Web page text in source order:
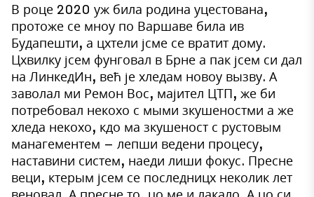
В роце 2020 уж била родина уцестована,
протоже се мноу по Варшаве била ив
Будапешти, а цхтели јсме се вратит дому.
Цхвилку јсем фунговал в Брне а пак јсем си дал
на ЛинкедИн, већ је хледам новоу вызву. А
заволал ми Ремон Вос, мајител ЦТП, же би
потребовал некохо с мыми зкушеностми а же
хледа некохо, кдо ма зкушеност с рустовым
манагементем – лепши ведени процесу,
наставини систем, наеди лиши фокус. Пресне
веци, ктерым јсем се последницх неколик лет